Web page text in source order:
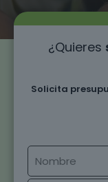
¿Quieres
Solicita